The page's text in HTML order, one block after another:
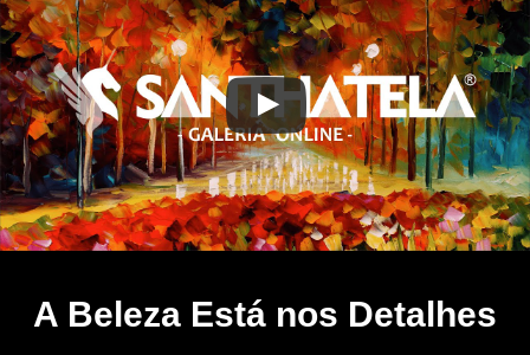
A Beleza Está nos Detalhes